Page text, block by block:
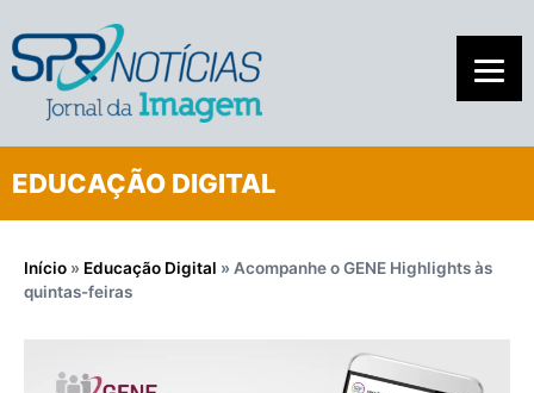
EDUCAÇÃO DIGITAL
Início » Educação Digital » Acompanhe o GENE Highlights às
quintas-feiras